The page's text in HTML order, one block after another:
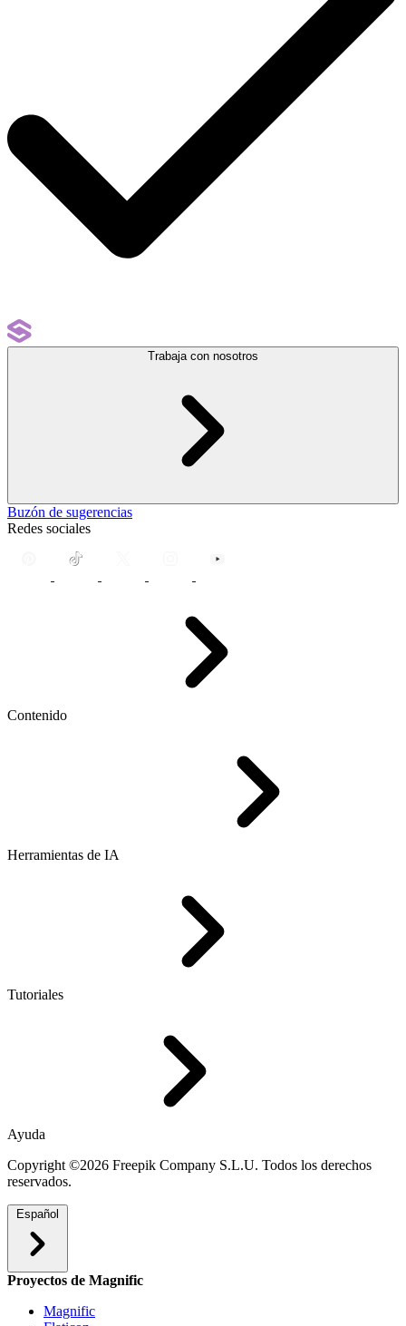
Trabaja con nosotros
Buzón de sugerencias
Redes sociales
Contenido
Herramientas de IA
Tutoriales
Ayuda
Copyright ©2026 Freepik Company S.L.U. Todos los derechos
reservados.
Español
Proyectos de Magnific
Magnific